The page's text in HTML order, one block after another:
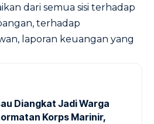
dari semua sisi terhadap
terhadap
laporan keuangan yang
Diangkat Jadi Warga
Korps Marinir,